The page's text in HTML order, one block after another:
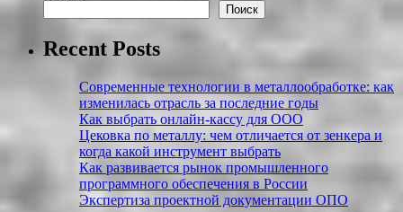
Поиск
Recent Posts
Современные технологии в металлообработке: как
изменилась отрасль за последние годы
Как выбрать онлайн-кассу для ООО
Цековка по металлу: чем отличается от зенкера и
когда какой инструмент выбрать
Как развивается рынок промышленного
программного обеспечения в России
Экспертиза проектной документации ОПО